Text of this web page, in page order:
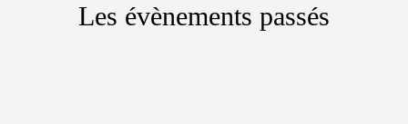
Les évènements passés